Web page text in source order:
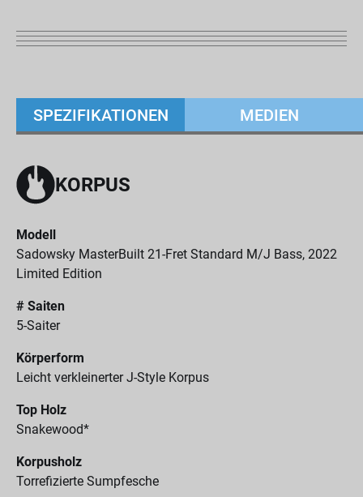
SPEZIFIKATIONEN MEDIEN
KORPUS
Modell
Sadowsky MasterBuilt 21-Fret Standard M/J Bass, 2022
Limited Edition
# Saiten
5-Saiter
Körperform
Leicht verkleinerter J-Style Korpus
Top Holz
Snakewood*
Korpusholz
Torrefizierte Sumpfesche